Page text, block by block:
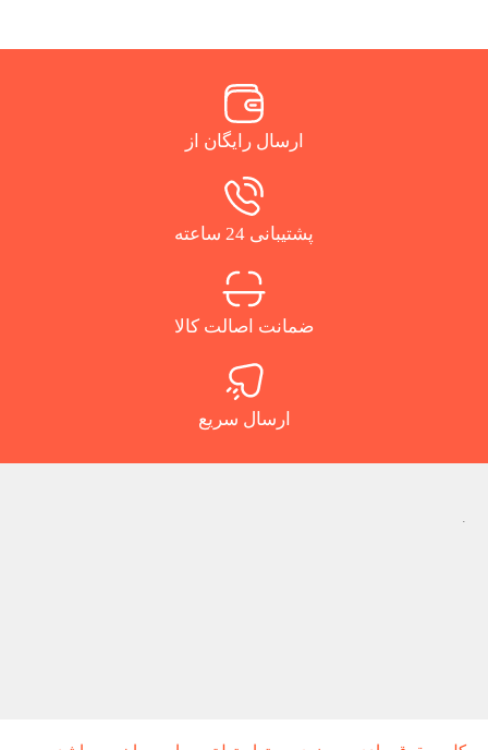
ارسال رایگان از
پشتیبانی 24 ساعته
ضمانت اصالت کالا
ارسال سریع
.